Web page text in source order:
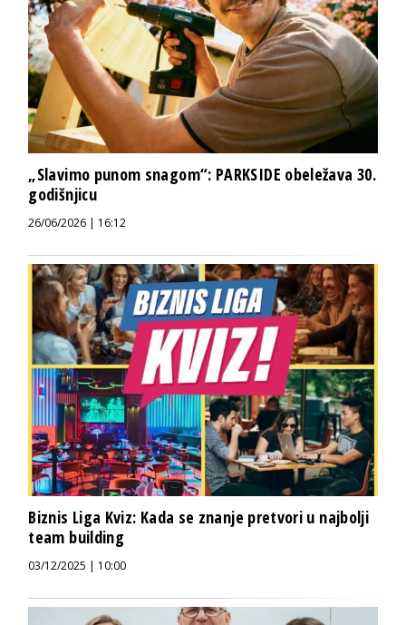
„Slavimo punom snagom“: PARKSIDE obeležava 30.
godišnjicu
26/06/2026 | 16:12
Biznis Liga Kviz: Kada se znanje pretvori u najbolji
team building
03/12/2025 | 10:00